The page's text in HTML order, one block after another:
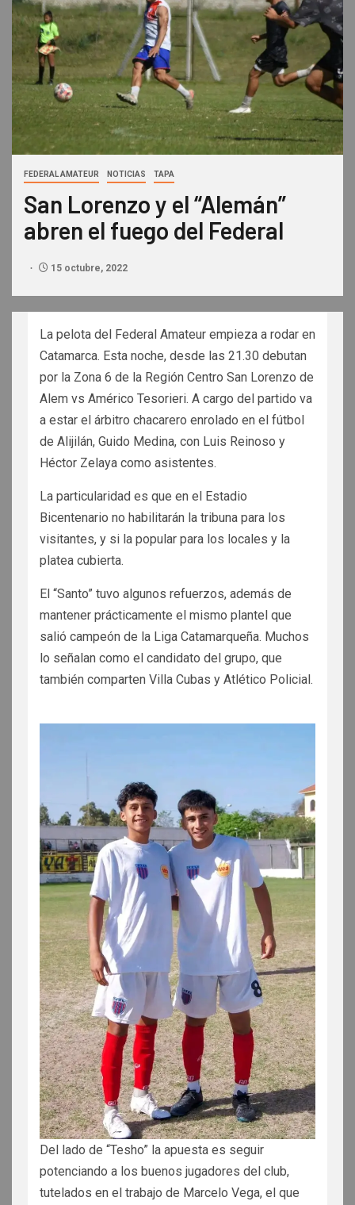
FEDERAL AMATEUR NOTICIAS TAPA
San Lorenzo y el “Alemán”
abren el fuego del Federal
15 octubre, 2022
La pelota del Federal Amateur empieza a rodar en
Catamarca. Esta noche, desde las 21.30 debutan
por la Zona 6 de la Región Centro San Lorenzo de
Alem vs Américo Tesorieri. A cargo del partido va
a estar el árbitro chacarero enrolado en el fútbol
de Alijilán, Guido Medina, con Luis Reinoso y
Héctor Zelaya como asistentes.
La particularidad es que en el Estadio
Bicentenario no habilitarán la tribuna para los
visitantes, y si la popular para los locales y la
platea cubierta.
El “Santo” tuvo algunos refuerzos, además de
mantener prácticamente el mismo plantel que
salió campeón de la Liga Catamarqueña. Muchos
lo señalan como el candidato del grupo, que
también comparten Villa Cubas y Atlético Policial.
Del lado de “Tesho” la apuesta es seguir
potenciando a los buenos jugadores del club,
tutelados en el trabajo de Marcelo Vega, el que